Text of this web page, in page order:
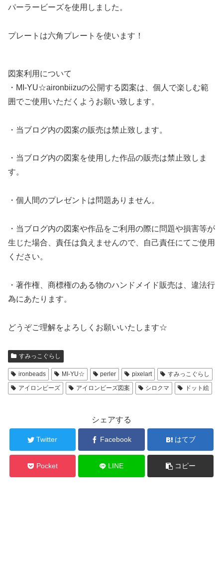
パーラービーズを使用しました。
プレートは六角プレートを使います！
図案利用について
・MI-YU☆aironbiizuの公開する図案は、個人で楽しむ範
囲でご使用いただくようお願い致します。
・当ブログ内の図案の販売は禁止致します。
・当ブログ内の図案を使用した作品の販売は禁止致しま
す。
・個人間のプレゼントは問題ありません。
・当ブログ内の図案や作品をご利用の際に問題や損害等が
生じた場合、責任は負えませんので、自己責任にてご使用
ください。
・著作権、商標権のある物のハンドメイド販売は、違法行
為にあたります。
どうぞご理解をよろしくお願いいたします☆
すみっこぐらし
ironbeads MI-YU☆ perler pixelart
すみっこぐらし
アイロンビーズ
アイロンビーズ図案 シロクマ ドット絵
シェアする
Twitter Facebook はてブ
Pocket LINE コピー